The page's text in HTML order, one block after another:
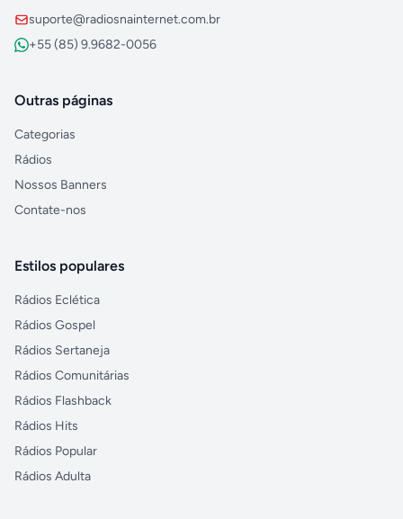
suporte@radiosnainternet.com.br
+55 (85) 9.9682-0056
Outras páginas
Categorias
Rádios
Nossos Banners
Contate-nos
Estilos populares
Rádios Eclética
Rádios Gospel
Rádios Sertaneja
Rádios Comunitárias
Rádios Flashback
Rádios Hits
Rádios Popular
Rádios Adulta